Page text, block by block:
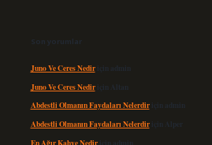
Son yorumlar
Juno Ve Ceres Nediriçin admin
Juno Ve Ceres Nediriçin Altan
Abdestli Olmanın Faydaları Nelerdiriçin admin
Abdestli Olmanın Faydaları Nelerdiriçin Alper
En Ağır Kahve Nediriçin admin